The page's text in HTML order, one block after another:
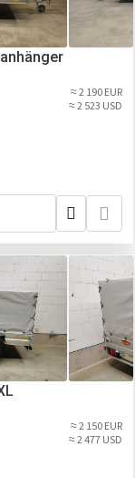
≈ 2 190 EUR
≈ 2 523 USD
≈ 2 150 EUR
≈ 2 477 USD